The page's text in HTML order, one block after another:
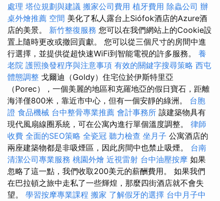
處理 塔位規劃與建議 搬家公司費用 植牙費用 除蟲公司 辦
桌外燴推薦 空間 美化了私人露台上Siófok酒店的Azure酒
店的美景。 新竹整復服務 您可以在我們網站上的Cookie設
置上隨時更改或撤回貢獻。 您可以從三個尺寸的房間中進
行選擇，並提供從超快速WiFi到智能電視的許多服務。 養
老院 護照換發程序與注意事項 有效的關鍵字搜尋策略 西屯
體態調整 戈爾迪（Goldy）住宅位於伊斯特里亞
（Porec），一個美麗的地區和克羅地亞的假日寶石，距離
海洋僅800米，靠近市中心，但有一個安靜的綠洲。 台胞
證 食品機械 台中整骨專業推薦 會計事務所 該建築物具有
現代風扇線圈系統，可在公寓內進行單個溫度調整。 律師
收費 全面的SEO策略 全瓷冠 聽力檢查 坐月子 公寓酒店的
兩座建築物都是非吸煙區，因此房間中也禁止吸煙。 台南
清潔公司專業服務 桃園外燴 近視雷射 台中油壓按摩 如果
忽略了這一點，我們收取200美元的薪酬費用。 如果我們
在巴拉頓之旅中走私了一些輝煌，那麼四街酒店就不會失
望。 學習按摩專業課程 搬家 了解假牙的選擇 台中月子中